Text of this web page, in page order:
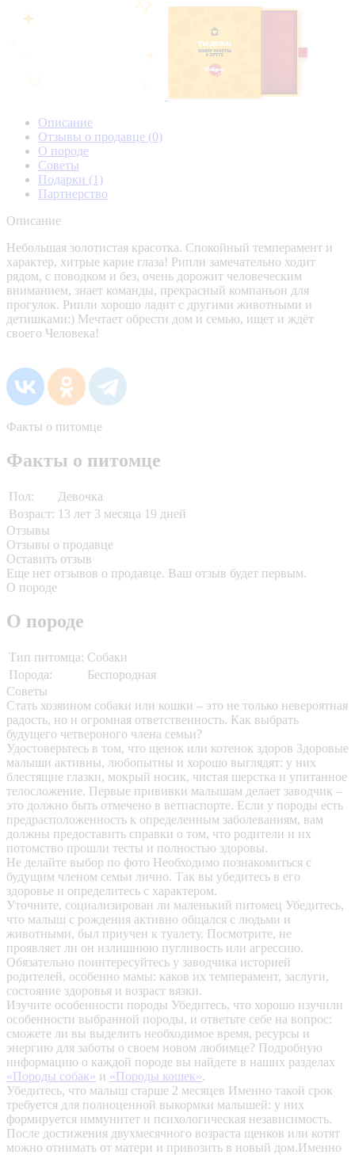
Описание
Отзывы о продавце (0)
О породе
Советы
Подарки (1)
Партнерство
Описание
Небольшая золотистая красотка. Спокойный темперамент и
характер, хитрые карие глаза! Рипли замечательно ходит
рядом, с поводком и без, очень дорожит человеческим
вниманием, знает команды, прекрасный компаньон для
прогулок. Рипли хорошо ладит с другими животными и
детишками:) Мечтает обрести дом и семью, ищет и ждёт
своего Человека!
Факты о питомце
Факты о питомце
Пол:
Девочка
Возраст: 13 лет 3 месяца 19 дней
Отзывы
Отзывы о продавце
Оставить отзыв
Еще нет отзывов о продавце. Ваш отзыв будет первым.
О породе
О породе
Тип питомца: Собаки
Порода:
Беспородная
Советы
Стать хозяином собаки или кошки – это не только невероятная
радость, но и огромная ответственность. Как выбрать
будущего четвероного члена семьи?
Удостоверьтесь в том, что щенок или котенок здоров Здоровые
малыши активны, любопытны и хорошо выглядят: у них
блестящие глазки, мокрый носик, чистая шерстка и упитанное
телосложение. Первые прививки малышам делает заводчик –
это должно быть отмечено в ветпаспорте. Если у породы есть
предрасположенность к определенным заболеваниям, вам
должны предоставить справки о том, что родители и их
потомство прошли тесты и полностью здоровы.
Не делайте выбор по фото Необходимо познакомиться с
будущим членом семьи лично. Так вы убедитесь в его
здоровье и определитесь с характером.
Уточните, социализирован ли маленький питомец Убедитесь,
что малыш с рождения активно общался с людьми и
животными, был приучен к туалету. Посмотрите, не
проявляет ли он излишнюю пугливость или агрессию.
Обязательно поинтересуйтесь у заводчика историей
родителей, особенно мамы: каков их темперамент, заслуги,
состояние здоровья и возраст вязки.
Изучите особенности породы Убедитесь, что хорошо изучили
особенности выбранной породы, и ответьте себе на вопрос:
сможете ли вы выделить необходимое время, ресурсы и
энергию для заботы о своем новом любимце? Подробную
информацию о каждой породе вы найдете в наших разделах
«Породы собак» и «Породы кошек».
Убедитесь, что малыш старше 2 месяцев Именно такой срок
требуется для полноценной выкормки малышей: у них
формируется иммунитет и психологическая независимость.
После достижения двухмесячного возраста щенков или котят
можно отнимать от матери и привозить в новый дом.Именно